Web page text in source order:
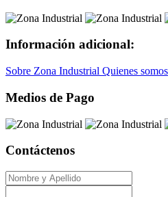
Información adicional:
Sobre Zona Industrial Quienes somos
Medios de Pago
Contáctenos